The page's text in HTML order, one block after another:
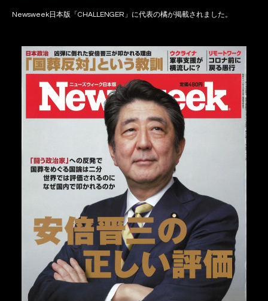
Newsweek日本版「CHALLENGER」に代表の橘が掲載されました。